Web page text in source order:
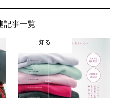
記事一覧
知る